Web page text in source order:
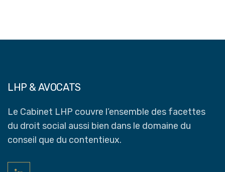
LHP & AVOCATS
Le Cabinet LHP couvre l’ensemble des facettes
du droit social aussi bien dans le domaine du
conseil que du contentieux.